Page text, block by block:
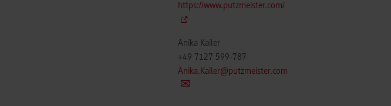
https://www.putzmeister.com/
Anika Kailer
+49 7127 599-787
Anika.Kailer@putzmeister.com